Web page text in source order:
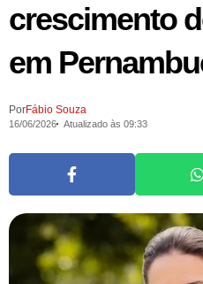
crescimento
em
PorFábio Souza
16/06/2026 Atualizado às 09:33